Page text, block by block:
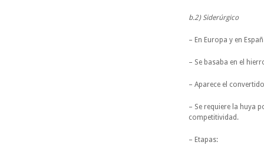
b.2) Siderúrgico
– En Europa y en
– Se basaba en el
– Aparece el
– Se requiere la huya
competitividad.
– Etapas: